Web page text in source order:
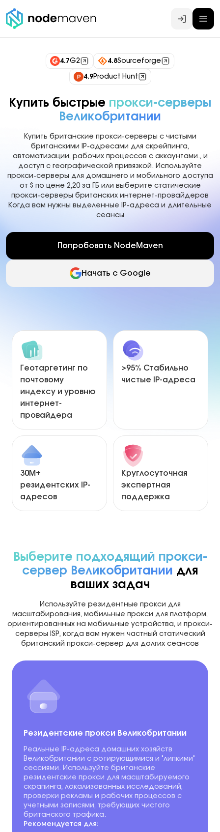
Войти
4.7G2 4.8Sourceforge
4.9Product Hunt
Купить быстрые прокси-серверы
Великобритании
Купить британские прокси-серверы с чистыми
британскими IP-адресами для скрейпинга,
автоматизации, рабочих процессов с аккаунтами., и
доступ с географической привязкой. Используйте
прокси-серверы для домашнего и мобильного доступа
от $ по цене 2,20 за ГБ или выберите статические
прокси-серверы британских интернет-провайдеров
Когда вам нужны выделенные IP-адреса и длительные
сеансы
Попробовать NodeMaven
Начать с Google
Геотаргетинг по
почтовому
индексу и уровню
интернет-
провайдера
>95% Стабильно
чистые IP-адреса
30М+
резидентских IP-
адресов
Круглосуточная
экспертная
поддержка
Выберите подходящий прокси-
сервер Великобритании для
ваших задач
Используйте резидентные прокси для
масштабирования, мобильные прокси для платформ,
ориентированных на мобильные устройства, и прокси-
серверы ISP, когда вам нужен частный статический
британский прокси-сервер для долгих сеансов
Резидентские прокси Великобритании
Реальные IP-адреса домашних хозяйств
Великобритании с ротирующимися и "липкими"
сессиями. Используйте британские
резидентские прокси для масштабируемого
скрапинга, локализованных исследований,
проверки рекламы и рабочих процессов с
учетными записями, требующих чистого
британского трафика.
Рекомендуется для: